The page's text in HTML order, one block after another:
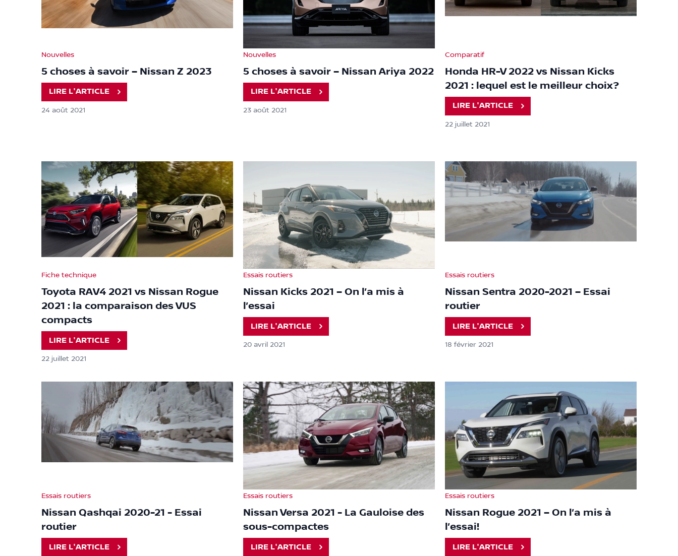
Nouvelles
5 choses à savoir – Nissan Z 2023
LIRE L'ARTICLE
24 août 2021
Nouvelles
5 choses à savoir – Nissan Ariya 2022
LIRE L'ARTICLE
23 août 2021
Comparatif
Honda HR-V 2022 vs Nissan Kicks
2021 : lequel est le meilleur choix?
LIRE L'ARTICLE
22 juillet 2021
Fiche technique
Toyota RAV4 2021 vs Nissan Rogue
2021 : la comparaison des VUS
compacts
LIRE L'ARTICLE
22 juillet 2021
Essais routiers
Nissan Kicks 2021 – On l’a mis à
l’essai
LIRE L'ARTICLE
20 avril 2021
Essais routiers
Nissan Sentra 2020-2021 – Essai
routier
LIRE L'ARTICLE
18 février 2021
Essais routiers
Nissan Qashqai 2020-21 - Essai
routier
LIRE L'ARTICLE
Essais routiers
Nissan Versa 2021 - La Gauloise des
sous-compactes
LIRE L'ARTICLE
Essais routiers
Nissan Rogue 2021 – On l’a mis à
l’essai!
LIRE L'ARTICLE